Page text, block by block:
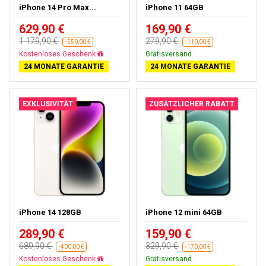
iPhone 14 Pro Max...
629,90 €
1 179,90 € -550,00 €
Kostenloses Geschenk
24 MONATE GARANTIE
iPhone 11 64GB
169,90 €
279,90 € -110,00 €
Gratisversand
24 MONATE GARANTIE
EXKLUSIVITÄT
iPhone 14 128GB
289,90 €
689,90 € -400,00 €
Kostenloses Geschenk
ZUSÄTZLICHER RABATT
iPhone 12 mini 64GB
159,90 €
329,90 € -170,00 €
Gratisversand